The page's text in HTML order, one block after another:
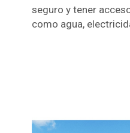
seguro y tener
como agua,